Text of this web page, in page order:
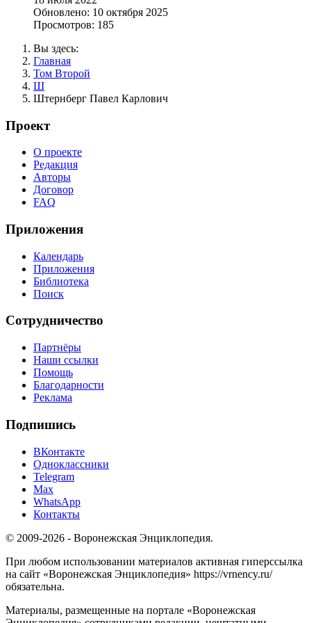
Обновлено: 10 октября 2025
Просмотров: 185
Вы здесь:
Главная
Том Второй
Ш
Штернберг Павел Карлович
Проект
О проекте
Редакция
Авторы
Договор
FAQ
Приложения
Календарь
Приложения
Библиотека
Поиск
Сотрудничество
Партнёры
Наши ссылки
Помощь
Благодарности
Реклама
Подпишись
ВКонтакте
Одноклассники
Telegram
Max
WhatsApp
Контакты
© 2009-2026 - Воронежская Энциклопедия.
При любом использовании материалов активная гиперссылка
на сайт «Воронежская Энциклопедия» https://vrnency.ru/
обязательна.
Материалы, размещенные на портале «Воронежская